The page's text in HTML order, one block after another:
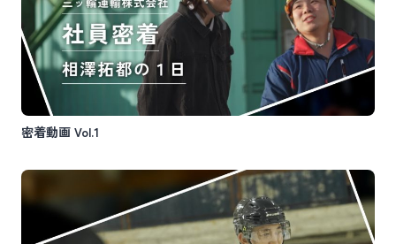
密着動画 Vol.1